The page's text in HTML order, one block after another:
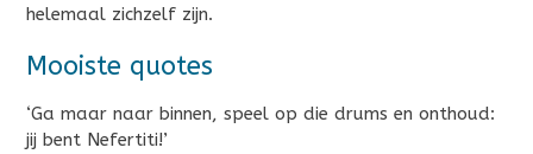
helemaal zichzelf zijn.
Mooiste quotes
‘Ga maar naar binnen, speel op die drums en onthoud:
jij bent Nefertiti!’